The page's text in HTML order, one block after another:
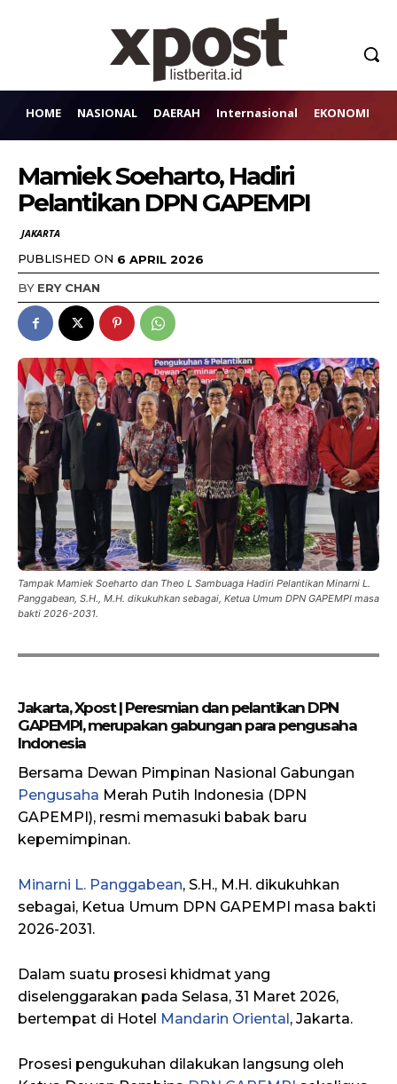
HOME NASIONAL DAERAH Internasional EKONOMI
Mamiek Soeharto, Hadiri
Pelantikan DPN GAPEMPI
JAKARTA
PUBLISHED ON 6 APRIL 2026
BY ERY CHAN
Tampak Mamiek Soeharto dan Theo L Sambuaga Hadiri Pelantikan Minarni L.
Panggabean, S.H., M.H. dikukuhkan sebagai, Ketua Umum DPN GAPEMPI masa
bakti 2026-2031.
Jakarta, Xpost | Peresmian dan pelantikan DPN
GAPEMPI, merupakan gabungan para pengusaha
Indonesia
Bersama Dewan Pimpinan Nasional Gabungan
Pengusaha Merah Putih Indonesia (DPN
GAPEMPI), resmi memasuki babak baru
kepemimpinan.
Minarni L. Panggabean, S.H., M.H. dikukuhkan
sebagai, Ketua Umum DPN GAPEMPI masa bakti
2026-2031.
Dalam suatu prosesi khidmat yang
diselenggarakan pada Selasa, 31 Maret 2026,
bertempat di Hotel Mandarin Oriental, Jakarta.
Prosesi pengukuhan dilakukan langsung oleh